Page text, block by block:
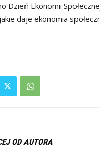
Dzień Ekonomii
daje ekonomia
OD AUTORA